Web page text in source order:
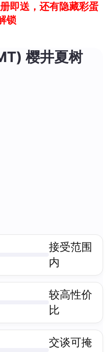
即送，还有隐藏彩蛋
锁
樱井夏树
接受范围
内
较高性价
比
交谈可掩